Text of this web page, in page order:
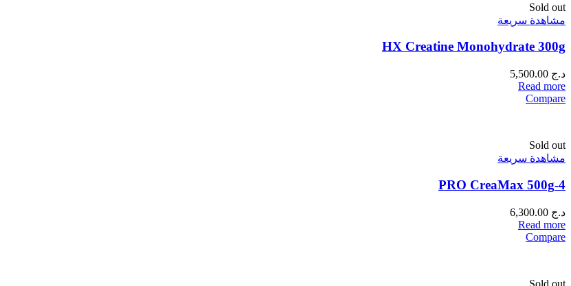
Sold out
مشاهدة سريعة
HX Creatine Monohydrate 300g
د.ج
Read more
Compare
Sold out
مشاهدة سريعة
4-PRO CreaMax 500g
د.ج
Read more
Compare
Sold out